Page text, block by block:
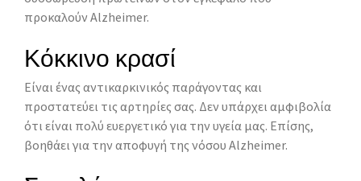
προκαλούν Alzheimer.
Κόκκινο κρασί
Είναι ένας αντικαρκινικός παράγοντας και
προστατεύει τις αρτηρίες σας. Δεν υπάρχει αμφιβολία
ότι είναι πολύ ευεργετικό για την υγεία μας. Επίσης,
βοηθάει για την αποφυγή της νόσου Alzheimer.